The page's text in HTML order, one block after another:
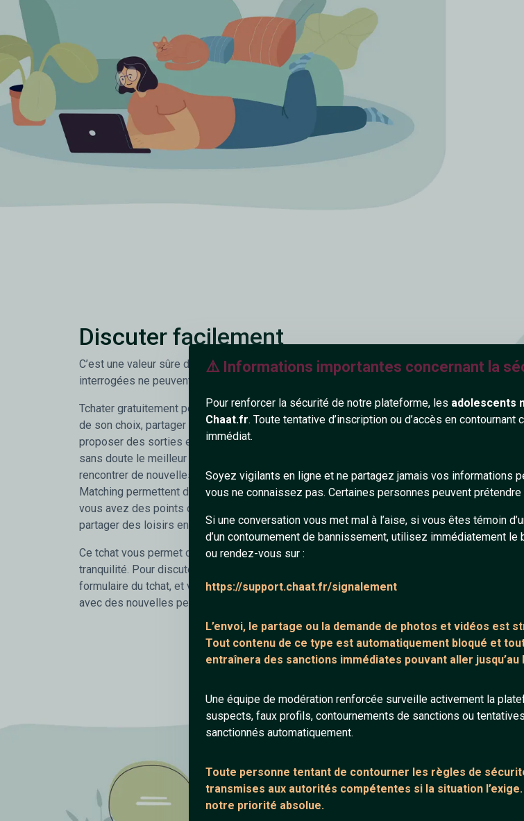
⚠️ Informations importantes concernant la
Pour renforcer la sécurité de notre plateforme, les adolescents
Chaat.fr. Toute tentative d’inscription ou d’accès en
immédiat.
Soyez vigilants en ligne et ne partagez jamais vos informations
vous ne connaissez pas. Certaines personnes peuvent prétendre
Si une conversation vous met mal à l’aise, si vous êtes témoin
d’un contournement de bannissement, utilisez immédiatement le
ou rendez-vous sur :
https://support.chaat.fr/signalement
L’envoi, le partage ou la demande de photos et vidéos est
Tout contenu de ce type est automatiquement bloqué et
entraînera des sanctions immédiates pouvant aller
Une équipe de modération renforcée surveille activement la
suspects, faux profils, contournements de sanctions ou
sanctionnés automatiquement.
Toute personne tentant de contourner les règles de
transmises aux autorités compétentes si la situation
notre priorité absolue.
Discuter facilement
C’est une valeur sûre dont à peu près 100% des personnes
interrogées ne peuvent se passer.
Tchater gratuitement pour faire connaissance avec les personnes
de son choix, partager des photos, vidéos, musiques et bien sûr,
proposer des sorties et y participer... le tout, gratuitement ! C'est
sans doute le meilleur moyen d'agrandir son cercle d'amis et
rencontrer de nouvelles personnes sympathiques. Des outils de
Matching permettent de trouver facilement les personnes avec qui
vous avez des points communs et ainsi vous rapprocher et
partager des loisirs ensemble. De quoi faciliter les rencontres !
Ce tchat vous permet donc de papoter discrètement et en toute
tranquilité. Pour discuter c'est rapide et simple il suffit de remplir le
formulaire du tchat, et viens vite nous rejoindre afin de tchatcher
avec des nouvelles personnes.